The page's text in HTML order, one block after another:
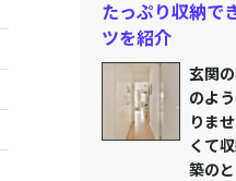
たっぷり収納で
ツを紹介
玄関
のよ
りま
くて
築の